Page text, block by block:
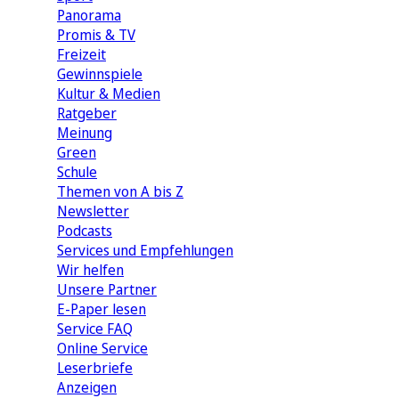
Panorama
Promis & TV
Freizeit
Gewinnspiele
Kultur & Medien
Ratgeber
Meinung
Green
Schule
Themen von A bis Z
Newsletter
Podcasts
Services und Empfehlungen
Wir helfen
Unsere Partner
E-Paper lesen
Service FAQ
Online Service
Leserbriefe
Anzeigen